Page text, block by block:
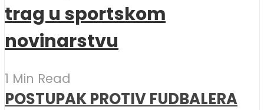
trag u sportskom
novinarstvu
1 Min Read
POSTUPAK PROTIV FUDBALERA